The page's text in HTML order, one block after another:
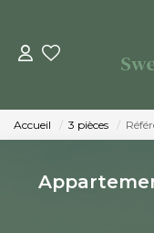
Accueil 3 pièces